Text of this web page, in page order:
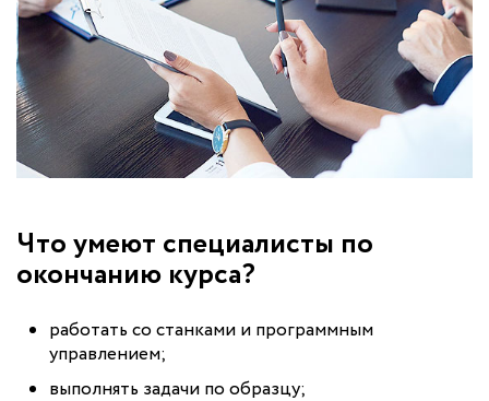
Что умеют специалисты по
окончанию курса?
работать со станками и программным
управлением;
выполнять задачи по образцу;